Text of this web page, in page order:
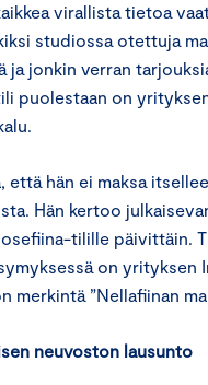
virallista tietoa
studiossa otettuja
ja jonkin verran
puolestaan on
että hän ei maksa
Hän kertoo
tilille päivittäin.
on yrityksen
merkintä ”Nellafiinan
neuvoston lausunto